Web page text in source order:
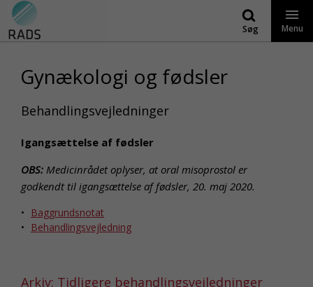
Gå
indhold
Søg Menu
Gynækologi og fødsler
Behandlingsvejledninger
Igangsættelse af fødsler
OBS: Medicinrådet oplyser, at oral misoprostol er
godkendt til igangsættelse af fødsler, 20. maj 2020.
Baggrundsnotat
Behandlingsvejledning
Arkiv: Tidligere behandlingsvejledninger